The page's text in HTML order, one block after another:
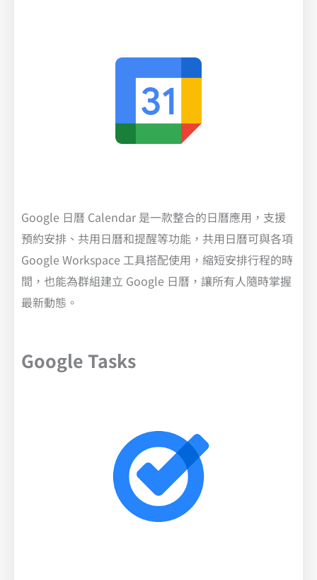
Google 日曆 Calendar 是一款整合的日曆應用，支援
預約安排、共用日曆和提醒等功能，共用日曆可與各項
Google Workspace 工具搭配使用，縮短安排行程的時
間，也能為群組建立 Google 日曆，讓所有人隨時掌握
最新動態。
Google Tasks